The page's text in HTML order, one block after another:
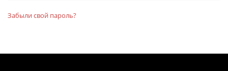
Забыли свой пароль?